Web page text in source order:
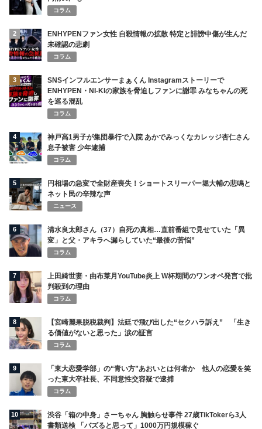
コラム
2
ENHYPENファン女性 自殺情報の拡散 特定と誹謗中傷が生んだ
未確認の悲劇
コラム
3
SNSインフルエンサーまぁくん Instagramストーリーで
ENHYPEN・NI-KIの家族を脅迫しファンに謝罪 みなちゃんの死
を巡る混乱
コラム
4
神戸高1男子が集団暴行で入院 あかでみっくなカレッジ杏仁さん
息子被害 少年逮捕
コラム
5
円相場の急変で全財産喪失！ショートスリーパー堀大輔の悲鳴と
ネット民の辛辣な声
ニュース
6
清水良太郎さん（37）自死の真相…直前番組で見せていた「異
変」と父・アキラへ漏らしていた“最後の苦悩”
コラム
7
上田綺世妻・由布菜月YouTube炎上 W杯期間のワンオペ発言で批
判殺到の理由
コラム
8
【宮崎麗果脱税裁判】法廷で飛び出した“セクハラ訴え” 「生き
る価値がないと思った」涙の証言
コラム
9
「東大恋愛学部」の“青い方”あおいとは何者か 他人の恋愛を笑
った東大卒社長、不同意性交容疑で逮捕
コラム
10
渋谷「箱の中身」さーちゃん 胸触らせ事件 27歳TikTokerら3人
書類送検 「バズると思って」1000万円規模稼ぐ